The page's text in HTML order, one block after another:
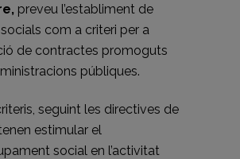
preveu l’establiment de
com a criteri per a
de contractes promoguts
públiques.
seguint les directives de
estimular el
social en l’activitat